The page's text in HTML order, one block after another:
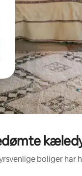
boliger har